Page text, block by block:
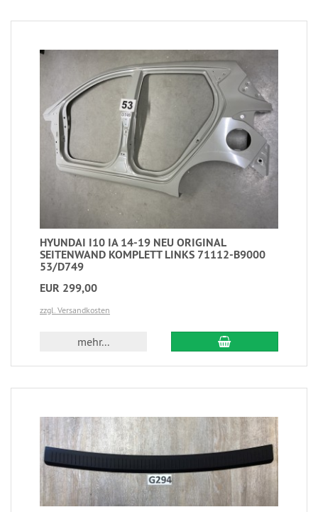
HYUNDAI I10 IA 14-19 NEU ORIGINAL
SEITENWAND KOMPLETT LINKS 71112-B9000
53/D749
EUR 299,00
zzgl. Versandkosten
mehr...